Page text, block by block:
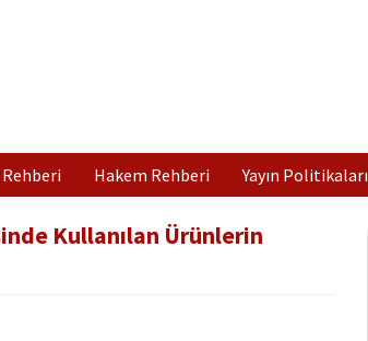
Rehberi Hakem Rehberi Yayın Politikaları
Kullanılan Ürünlerin